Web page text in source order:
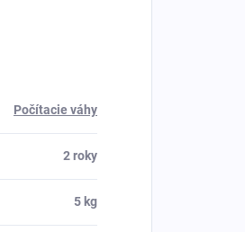
Počítacie váhy
2 roky
5 kg